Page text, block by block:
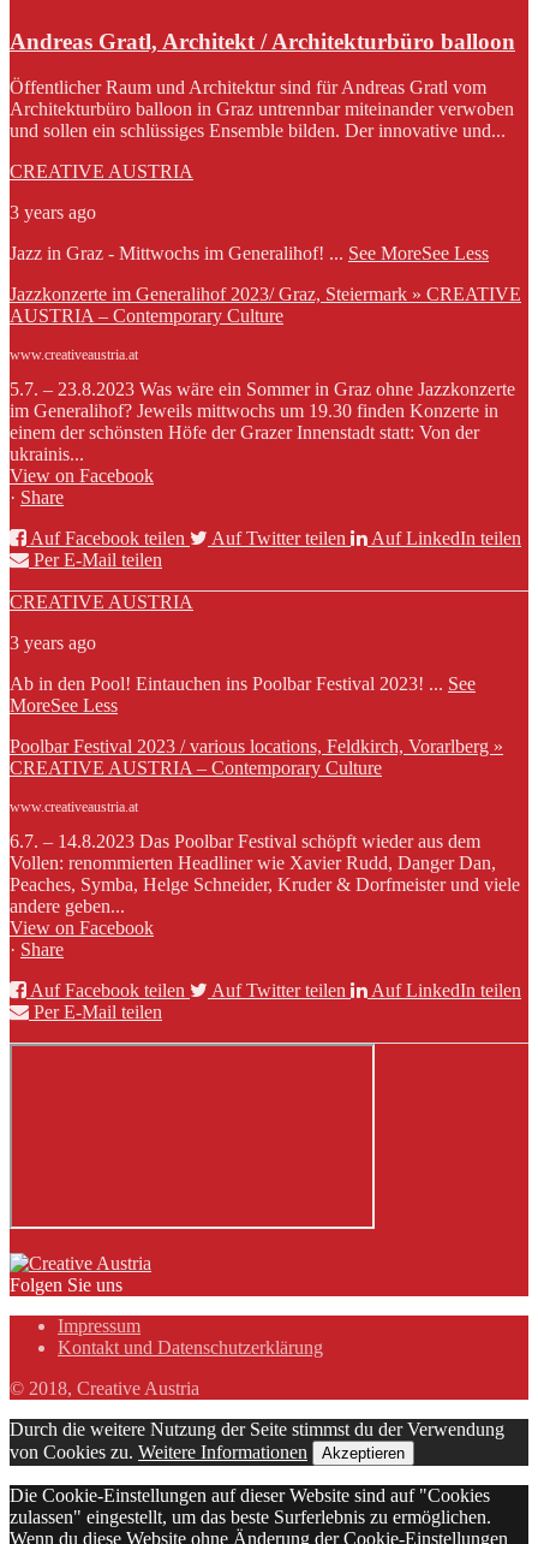
Andreas Gratl, Architekt / Architekturbüro balloon
Öffentlicher Raum und Architektur sind für Andreas Gratl vom
Architekturbüro balloon in Graz untrennbar miteinander verwoben
und sollen ein schlüssiges Ensemble bilden. Der innovative und...
CREATIVE AUSTRIA
3 years ago
Jazz in Graz - Mittwochs im Generalihof! ... See MoreSee Less
Jazzkonzerte im Generalihof 2023/ Graz, Steiermark » CREATIVE
AUSTRIA – Contemporary Culture
www.creativeaustria.at
5.7. – 23.8.2023 Was wäre ein Sommer in Graz ohne Jazzkonzerte
im Generalihof? Jeweils mittwochs um 19.30 finden Konzerte in
einem der schönsten Höfe der Grazer Innenstadt statt: Von der
ukrainis...
View on Facebook
· Share
Auf Facebook teilen
Auf Twitter teilen
Auf LinkedIn teilen
Per E-Mail teilen
CREATIVE AUSTRIA
3 years ago
Ab in den Pool! Eintauchen ins Poolbar Festival 2023! ... See
MoreSee Less
Poolbar Festival 2023 / various locations, Feldkirch, Vorarlberg »
CREATIVE AUSTRIA – Contemporary Culture
www.creativeaustria.at
6.7. – 14.8.2023 Das Poolbar Festival schöpft wieder aus dem
Vollen: renommierten Headliner wie Xavier Rudd, Danger Dan,
Peaches, Symba, Helge Schneider, Kruder & Dorfmeister und viele
andere geben...
View on Facebook
· Share
Auf Facebook teilen
Auf Twitter teilen
Auf LinkedIn teilen
Per E-Mail teilen
Folgen Sie uns
Impressum
Kontakt und Datenschutzerklärung
© 2018, Creative Austria
Durch die weitere Nutzung der Seite stimmst du der Verwendung
von Cookies zu. Weitere Informationen Akzeptieren
Die Cookie-Einstellungen auf dieser Website sind auf "Cookies
zulassen" eingestellt, um das beste Surferlebnis zu ermöglichen.
Wenn du diese Website ohne Änderung der Cookie-Einstellungen